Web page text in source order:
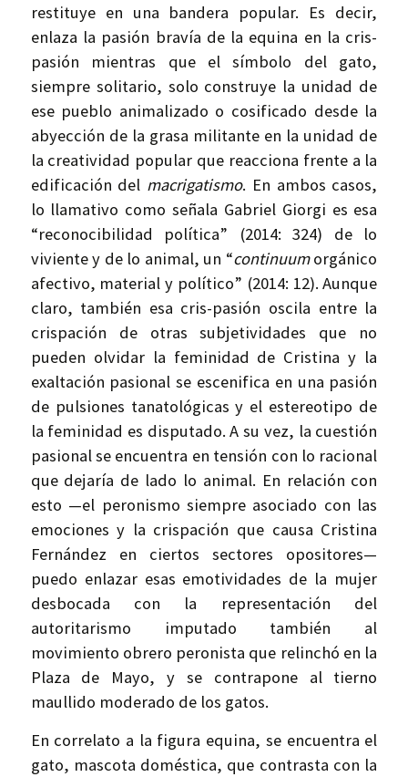
restituye en una bandera popular. Es decir,
enlaza la pasión bravía de la equina en la cris-
pasión mientras que el símbolo del gato,
siempre solitario, solo construye la unidad de
ese pueblo animalizado o cosificado desde la
abyección de la grasa militante en la unidad de
la creatividad popular que reacciona frente a la
edificación del macrigatismo. En ambos casos,
lo llamativo como señala Gabriel Giorgi es esa
“reconocibilidad política” (2014: 324) de lo
viviente y de lo animal, un “continuumorgánico
afectivo, material y político” (2014: 12). Aunque
claro, también esa cris-pasión oscila entre la
crispación de otras subjetividades que no
pueden olvidar la feminidad de Cristina y la
exaltación pasional se escenifica en una pasión
de pulsiones tanatológicas y el estereotipo de
la feminidad es disputado. A su vez, la cuestión
pasional se encuentra en tensión con lo racional
que dejaría de lado lo animal. En relación con
esto —el peronismo siempre asociado con las
emociones y la crispación que causa Cristina
Fernández en ciertos sectores opositores—
puedo enlazar esas emotividades de la mujer
desbocada con la representación del
autoritarismo imputado también al
movimiento obrero peronista que relinchó en la
Plaza de Mayo, y se contrapone al tierno
maullido moderado de los gatos.
En correlato a la figura equina, se encuentra el
gato, mascota doméstica, que contrasta con la